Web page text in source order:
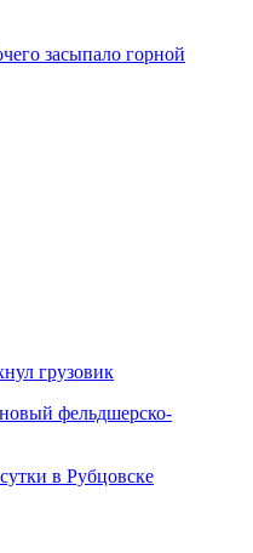
засыпало горной
грузовик
фельдшерско-
в Рубцовске